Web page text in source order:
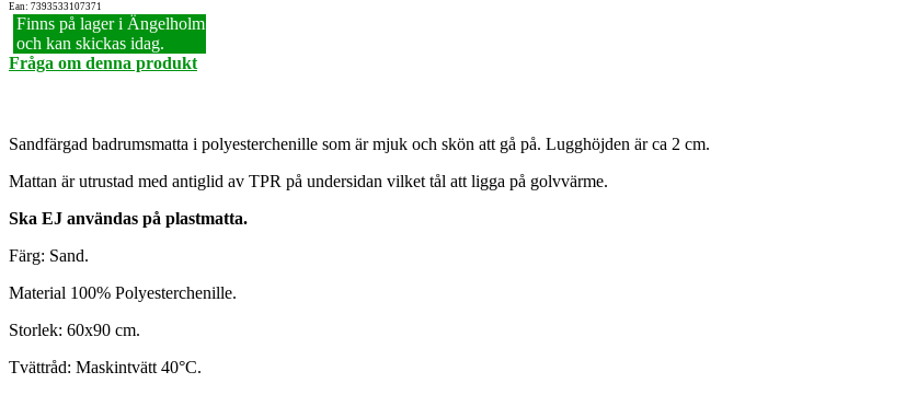
Ean: 7393533107371
Finns på lager i Ängelholm
och kan skickas idag.
Fråga om denna produkt
Sandfärgad badrumsmatta i polyesterchenille som är mjuk och skön att gå på. Lugghöjden är ca 2 cm.
Mattan är utrustad med antiglid av TPR på undersidan vilket tål att ligga på golvvärme.
Ska EJ användas på plastmatta.
Färg: Sand.
Material 100% Polyesterchenille.
Storlek: 60x90 cm.
Tvättråd: Maskintvätt 40°C.